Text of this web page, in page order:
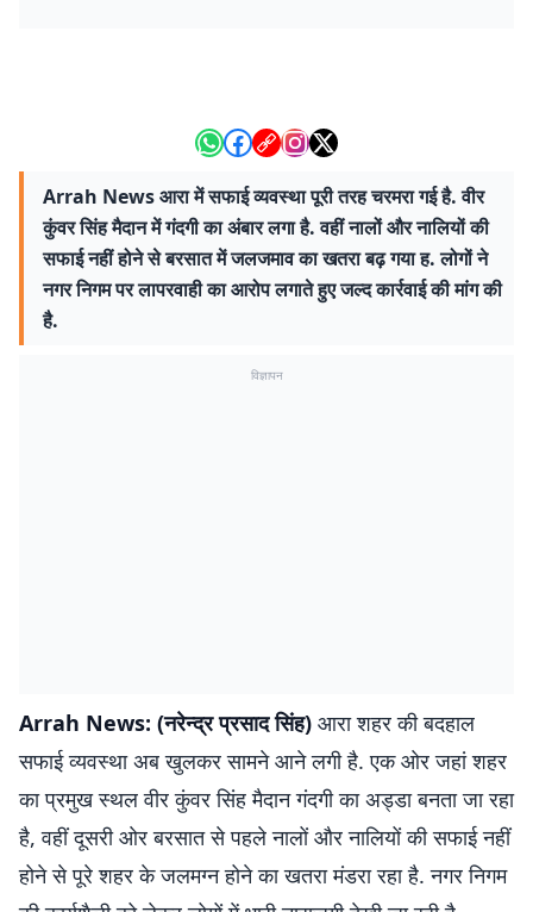
Arrah News आरा में सफाई व्यवस्था पूरी तरह चरमरा गई है. वीर
कुंवर सिंह मैदान में गंदगी का अंबार लगा है. वहीं नालों और नालियों की
सफाई नहीं होने से बरसात में जलजमाव का खतरा बढ़ गया ह. लोगों ने
नगर निगम पर लापरवाही का आरोप लगाते हुए जल्द कार्रवाई की मांग की
है.
विज्ञापन
Arrah News: (नरेन्द्र प्रसाद सिंह) आरा शहर की बदहाल
सफाई व्यवस्था अब खुलकर सामने आने लगी है. एक ओर जहां शहर
का प्रमुख स्थल वीर कुंवर सिंह मैदान गंदगी का अड्डा बनता जा रहा
है, वहीं दूसरी ओर बरसात से पहले नालों और नालियों की सफाई नहीं
होने से पूरे शहर के जलमग्न होने का खतरा मंडरा रहा है. नगर निगम